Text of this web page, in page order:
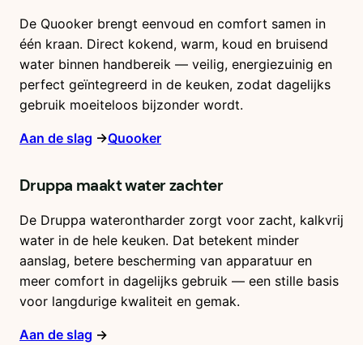
De Quooker brengt eenvoud en comfort samen in
één kraan. Direct kokend, warm, koud en bruisend
water binnen handbereik — veilig, energiezuinig en
perfect geïntegreerd in de keuken, zodat dagelijks
gebruik moeiteloos bijzonder wordt.
Aan de slag →Quooker
Druppa maakt water zachter
De Druppa waterontharder zorgt voor zacht, kalkvrij
water in de hele keuken. Dat betekent minder
aanslag, betere bescherming van apparatuur en
meer comfort in dagelijks gebruik — een stille basis
voor langdurige kwaliteit en gemak.
Aan de slag →